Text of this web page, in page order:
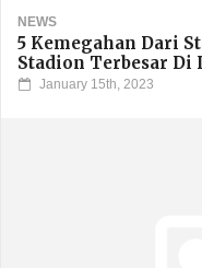
NEWS
5 Kemegahan Dari
Stadion Terbesar Di
January 15th, 2023